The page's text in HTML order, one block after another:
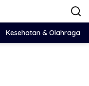
Kesehatan & Olahraga